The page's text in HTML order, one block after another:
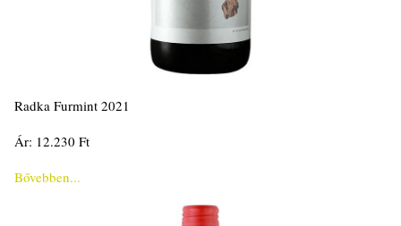
Radka Furmint 2021
Ár: 12.230 Ft
Bővebben...